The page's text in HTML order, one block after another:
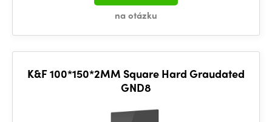
na otázku
K&F 100*150*2MM Square Hard Graudated
GND8